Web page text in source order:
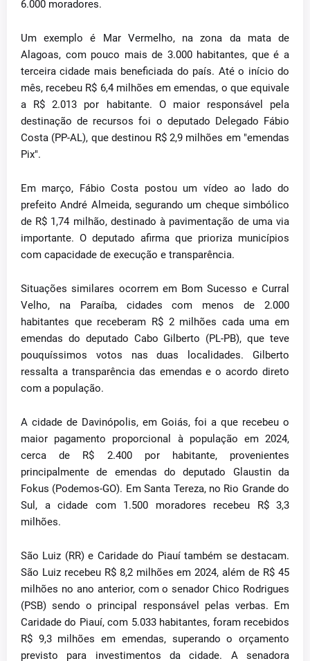
6.000 moradores.
Um exemplo é Mar Vermelho, na zona da mata de
Alagoas, com pouco mais de 3.000 habitantes, que é a
terceira cidade mais beneficiada do país. Até o início do
mês, recebeu R$ 6,4 milhões em emendas, o que equivale
a R$ 2.013 por habitante. O maior responsável pela
destinação de recursos foi o deputado Delegado Fábio
Costa (PP-AL), que destinou R$ 2,9 milhões em "emendas
Pix".
Em março, Fábio Costa postou um vídeo ao lado do
prefeito André Almeida, segurando um cheque simbólico
de R$ 1,74 milhão, destinado à pavimentação de uma via
importante. O deputado afirma que prioriza municípios
com capacidade de execução e transparência.
Situações similares ocorrem em Bom Sucesso e Curral
Velho, na Paraíba, cidades com menos de 2.000
habitantes que receberam R$ 2 milhões cada uma em
emendas do deputado Cabo Gilberto (PL-PB), que teve
pouquíssimos votos nas duas localidades. Gilberto
ressalta a transparência das emendas e o acordo direto
com a população.
A cidade de Davinópolis, em Goiás, foi a que recebeu o
maior pagamento proporcional à população em 2024,
cerca de R$ 2.400 por habitante, provenientes
principalmente de emendas do deputado Glaustin da
Fokus (Podemos-GO). Em Santa Tereza, no Rio Grande do
Sul, a cidade com 1.500 moradores recebeu R$ 3,3
milhões.
São Luiz (RR) e Caridade do Piauí também se destacam.
São Luiz recebeu R$ 8,2 milhões em 2024, além de R$ 45
milhões no ano anterior, com o senador Chico Rodrigues
(PSB) sendo o principal responsável pelas verbas. Em
Caridade do Piauí, com 5.033 habitantes, foram recebidos
R$ 9,3 milhões em emendas, superando o orçamento
previsto para investimentos da cidade. A senadora